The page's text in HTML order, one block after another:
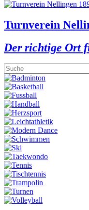
Turnverein
Der richtige Ort